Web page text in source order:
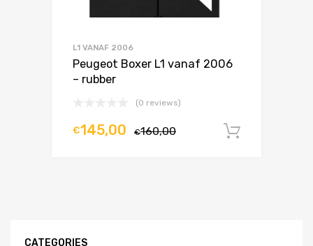
L1 VANAF 2006
Peugeot Boxer L1 vanaf 2006
– rubber
(0 reviews)
€160,00
€145,00
CATEGORIES